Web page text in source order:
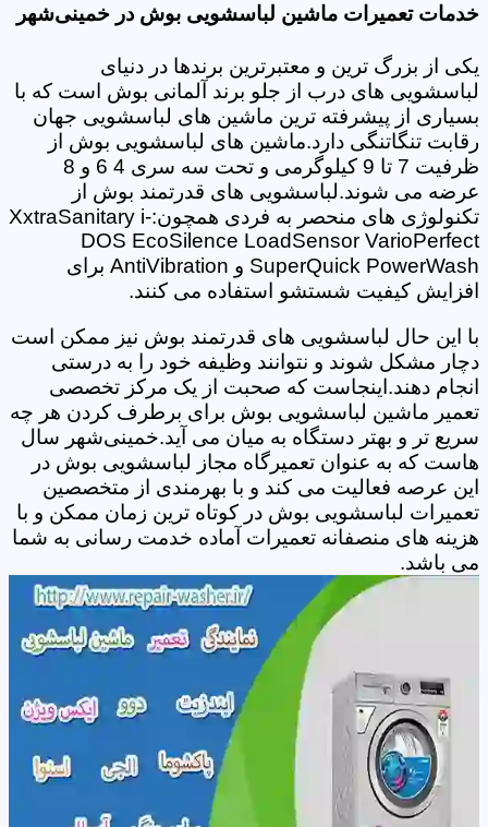
خدمات تعمیرات ماشین لباسشویی بوش در خمینی‌شهر
یکی از بزرگ ترین و معتبرترین برندها در دنیای
لباسشویی های درب از جلو برند آلمانی بوش است که با
بسیاری از پیشرفته ترین ماشین های لباسشویی جهان
رقابت تنگاتنگی دارد.ماشین های لباسشویی بوش از
ظرفیت 7 تا 9 کیلوگرمی و تحت سه سری 4 6 و 8
عرضه می شوند.لباسشویی های قدرتمند بوش از
تکنولوژی های منحصر به فردی همچون:XxtraSanitary i-
DOS EcoSilence LoadSensor VarioPerfect
SuperQuick PowerWash و AntiVibration برای
افزایش کیفیت شستشو استفاده می کنند.
با این حال لباسشویی های قدرتمند بوش نیز ممکن است
دچار مشکل شوند و نتوانند وظیفه خود را به درستی
انجام دهند.اینجاست که صحبت از یک مرکز تخصصی
تعمیر ماشین لباسشویی بوش برای برطرف کردن هر چه
سریع تر و بهتر دستگاه به میان می آید.خمینی‌شهر سال
هاست که به عنوان تعمیرگاه مجاز لباسشویی بوش در
این عرصه فعالیت می کند و با بهرمندی از متخصصین
تعمیرات لباسشویی بوش در کوتاه ترین زمان ممکن و با
هزینه های منصفانه تعمیرات آماده خدمت رسانی به شما
می باشد.